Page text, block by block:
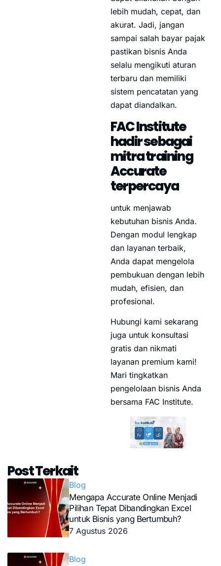
lebih mudah, cepat, dan
akurat. Jadi, jangan
sampai salah bayar pajak
pastikan bisnis Anda
selalu mengikuti aturan
terbaru dan memiliki
sistem pencatatan yang
dapat diandalkan.
FAC Institute
hadir sebagai
mitra training
Accurate
terpercaya
untuk menjawab
kebutuhan bisnis Anda.
Dengan modul lengkap
dan layanan terbaik,
Anda dapat mengelola
pembukuan dengan lebih
mudah, efisien, dan
profesional.
Hubungi kami sekarang
juga untuk konsultasi
gratis dan nikmati
layanan premium kami!
Mari tingkatkan
pengelolaan bisnis Anda
bersama FAC Institute.
Post Terkait
Blog
Mengapa Accurate Online Menjadi
Pilihan Tepat Dibandingkan Excel
untuk Bisnis yang Bertumbuh?
7 Agustus 2026
Blog